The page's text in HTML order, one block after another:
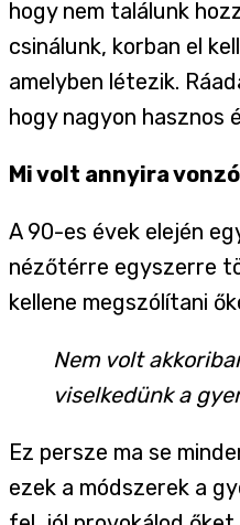
hogy nem találunk
csinálunk, korban el
amelyben létezik.
hogy nagyon hasznos
Mi volt annyira
A 90-es évek elején
nézőtérre egyszerre
kellene megszólítani
Nem volt
viselkedünk a
Ez persze ma se
ezek a módszerek a